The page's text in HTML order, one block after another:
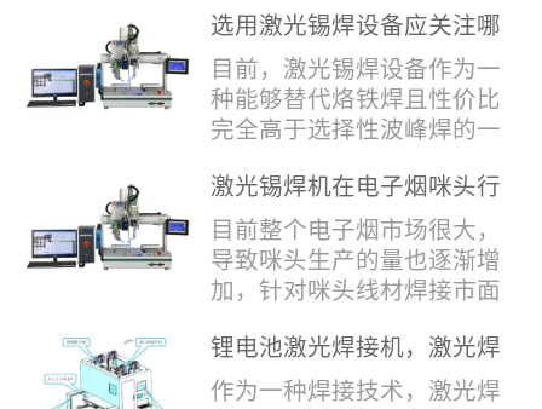
汽车与储能市场爆发式增
经理尹建中先生发表了振奋
人心的讲话。他首先对全体
员工在过去一年中的辛勤付
出和卓越贡献表示了最衷心
的感谢，并全面回顾了公司
在过去一年里取得的各项成
反两面都有插针的插头，其
焊接的方式还是有一定的难
点的，第一回流焊和自动烙
铁焊都不合适，因为对面一
会烫伤，在加上有干涉，烙
铁头不方便下去，目前在大
多数情况只能采用人工焊
接，目前人工成本贵，流动
性大，焊接的品质也难保
证。 但采用激光...
选用激光锡焊设备应关注哪
些方面
目前，激光锡焊设备作为一
种能够替代烙铁焊且性价比
完全高于选择性波峰焊的一
来越多的企业关注与使用，
那么在选择激光锡焊设备方
面应该关注哪几点哪？
其一，激光锡焊接设备上
动力核心部件，激光器肯定
是锡焊接设备最至关重要的
一环。目前作为激光锡焊接
激光锡焊机在电子烟咪头行
业的应用
目前整个电子烟市场很大，
导致咪头生产的量也逐渐增
加，针对咪头线材焊接市面
统烙铁焊接，优势价格便
宜，咪头焊接自动化生产线
锂电池激光焊接机，激光焊
锡机厂家如何选？
作为一种焊接技术，激光焊